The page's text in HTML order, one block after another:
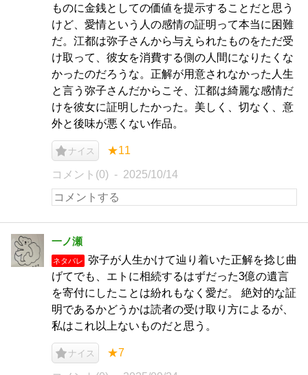
ものに金銭としての価値を提示することだと思う
けど、愛情という人の感情の証明って本当に困難
だ。江都は弥子さんから与えられたものをただ受
け取って、彼女を消費する側の人間になりたくな
かったのだろうな。正解が用意されなかった人生
と言う弥子さんだからこそ、江都は綺麗な感情だ
けを彼女に証明したかった。美しく、切なく、意
外と後味が悪くない作品。
ナイス ★11
コメント(0) 2025/10/14
一ノ瀬
ネタバレ
弥子が人生かけて辿り着いた正解を捻じ曲
げてでも、エトに相続するはずだった3億の遺言
を寄付にしたことは紛れもなく愛だ。 絶対的な証
明であるかどうかは読者の受け取り方によるが、
私はこれ以上ないものだと思う。
ナイス ★7